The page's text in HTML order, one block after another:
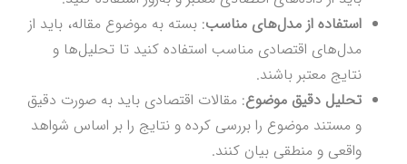
استفاده از مدل‌های مناسب: بسته به موضوع مقاله، باید از
مدل‌های اقتصادی مناسب استفاده کنید تا تحلیل‌ها و
نتایج معتبر باشند.
تحلیل دقیق موضوع: مقالات اقتصادی باید به صورت دقیق
و مستند موضوع را بررسی کرده و نتایج را بر اساس شواهد
واقعی و منطقی بیان کنند.